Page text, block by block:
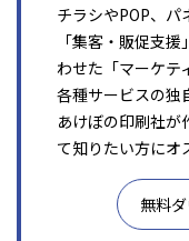
チラシやPOP、パ
「集客・販促支
わせた「マーケテ
各種サービスの独
あけぼの印刷社が
て知りたい方にオ
無料